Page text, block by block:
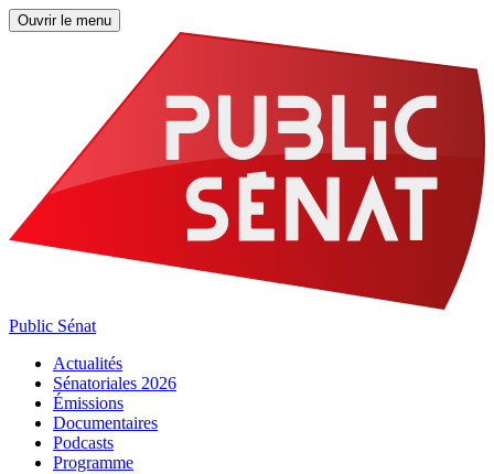
Ouvrir le menu
Public Sénat
Actualités
Sénatoriales 2026
Émissions
Documentaires
Podcasts
Programme